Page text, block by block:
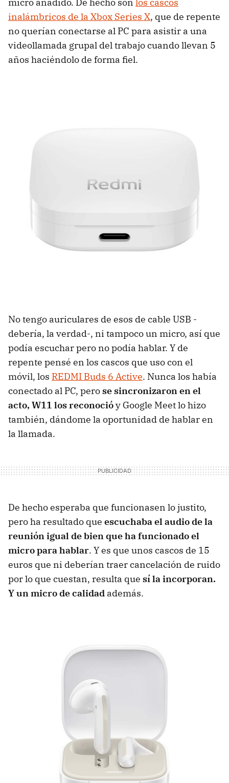
micro añadido. De hecho son los cascos
inalámbricos de la Xbox Series X, que de repente
no querían conectarse al PC para asistir a una
videollamada grupal del trabajo cuando llevan 5
años haciéndolo de forma fiel.
No tengo auriculares de esos de cable USB -
debería, la verdad-, ni tampoco un micro, así que
podía escuchar pero no podía hablar. Y de
repente pensé en los cascos que uso con el
móvil, los REDMI Buds 6 Active. Nunca los había
conectado al PC, perose sincronizaron en el
acto, W11 los reconocióy Google Meet lo hizo
también, dándome la oportunidad de hablar en
la llamada.
De hecho esperaba que funcionasen lo justito,
pero ha resultado que escuchaba el audio de la
reunión igual de bien que ha funcionado el
micro para hablar. Y es que unos cascos de 15
euros que ni deberían traer cancelación de ruido
por lo que cuestan, resulta que sí la incorporan.
Y un micro de calidad además.